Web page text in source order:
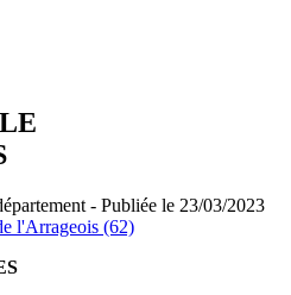
- Publiée le 23/03/2023
l'Arrageois (62)